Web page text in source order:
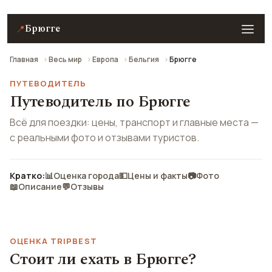
📍Брюгге
Главная Весь мир Европа Бельгия Брюгге
ПУТЕВОДИТЕЛЬ
Путеводитель по Брюгге
Всё для поездки: цены, транспорт и главные места —
с реальными фото и отзывами туристов.
Кратко:📊Оценка города💵Цены и факты📷Фото
📖Описание💬Отзывы
ОЦЕНКА TRIPBEST
Стоит ли ехать в Брюгге?